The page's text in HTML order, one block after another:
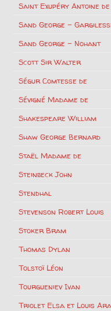
Saint Exupéry Antoine de
Sand George –
Sand George – Nohant
Scott Sir Walter
Ségur Comtesse de
Sévigné Madame de
Shakespeare William
Shaw George Bernard
Staël Madame de
Steinbeck John
Stendhal
Stevenson Robert Louis
Stoker Bram
Thomas Dylan
Tolstoï Léon
Tourgueniev Ivan
Triolet Elsa et Louis